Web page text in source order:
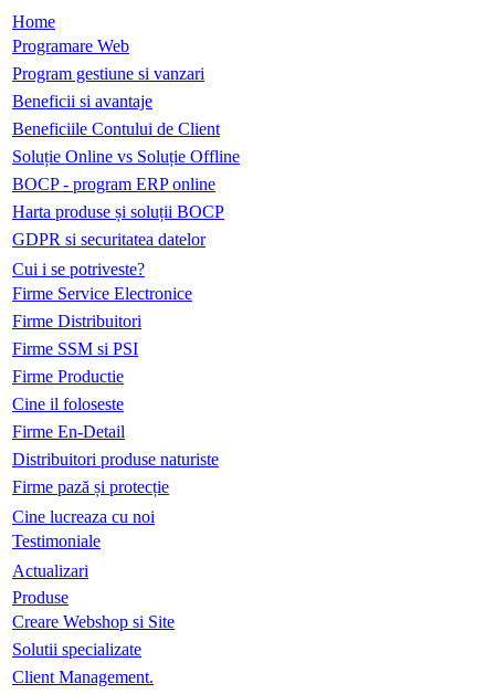
Home
Programare Web
Program gestiune si vanzari
Beneficii si avantaje
Beneficiile Contului de Client
Soluție Online vs Soluție Offline
BOCP - program ERP online
Harta produse și soluții BOCP
GDPR si securitatea datelor
Cui i se potriveste?
Firme Service Electronice
Firme Distribuitori
Firme SSM si PSI
Firme Productie
Cine il foloseste
Firme En-Detail
Distribuitori produse naturiste
Firme pază și protecție
Cine lucreaza cu noi
Testimoniale
Actualizari
Produse
Creare Webshop si Site
Solutii specializate
Client Management.